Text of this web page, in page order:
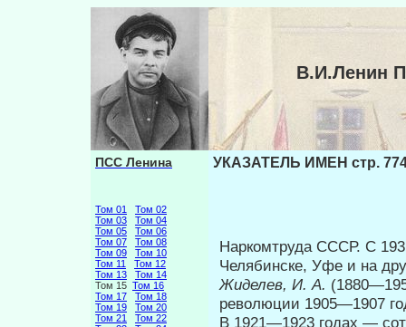
В.И.Ленин
ПСС Ленина
Том 01
Том 02
Том 03
Том 04
Том 05
Том 06
Том 07
Том 08
Том 09
Том 10
Том 11
Том 12
Том 13
Том 14
Том 15 Том 16
Том 17
Том 18
Том 19
Том 20
Том 21
Том 22
УКАЗАТЕЛЬ ИМЕН стр.
Наркомтруда СССР. С
Челябинске, Уфе и на
Жиделев, И. А.
революции 1905—1907
В 1921—1923 годах —